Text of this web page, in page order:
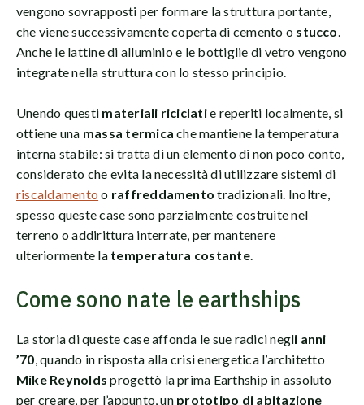
vengono sovrapposti per formare la struttura portante,
che viene successivamente coperta di cemento o stucco.
Anche le lattine di alluminio e le bottiglie di vetro vengono
integrate nella struttura con lo stesso principio.
Unendo questi materiali riciclatie reperiti localmente, si
ottiene una massa termica che mantiene la temperatura
interna stabile: si tratta di un elemento di non poco conto,
considerato che evita la necessità di utilizzare sistemi di
riscaldamento o raffreddamento tradizionali. Inoltre,
spesso queste case sono parzialmente costruite nel
terreno o addirittura interrate, per mantenere
ulteriormente latemperatura costante.
Come sono nate le earthships
La storia di queste case affonda le sue radici negli anni
’70, quando in risposta alla crisi energetica l’architetto
Mike Reynolds progettò la prima Earthship in assoluto
per creare, per l’appunto, un prototipo di abitazione